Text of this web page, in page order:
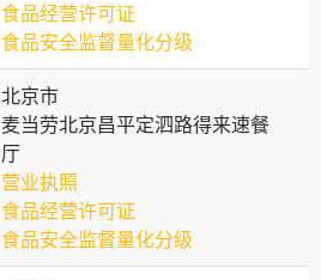
食品经营许可证
食品安全监督量化分级
北京市
麦当劳北京昌平定泗路得来速餐
厅
营业执照
食品经营许可证
食品安全监督量化分级